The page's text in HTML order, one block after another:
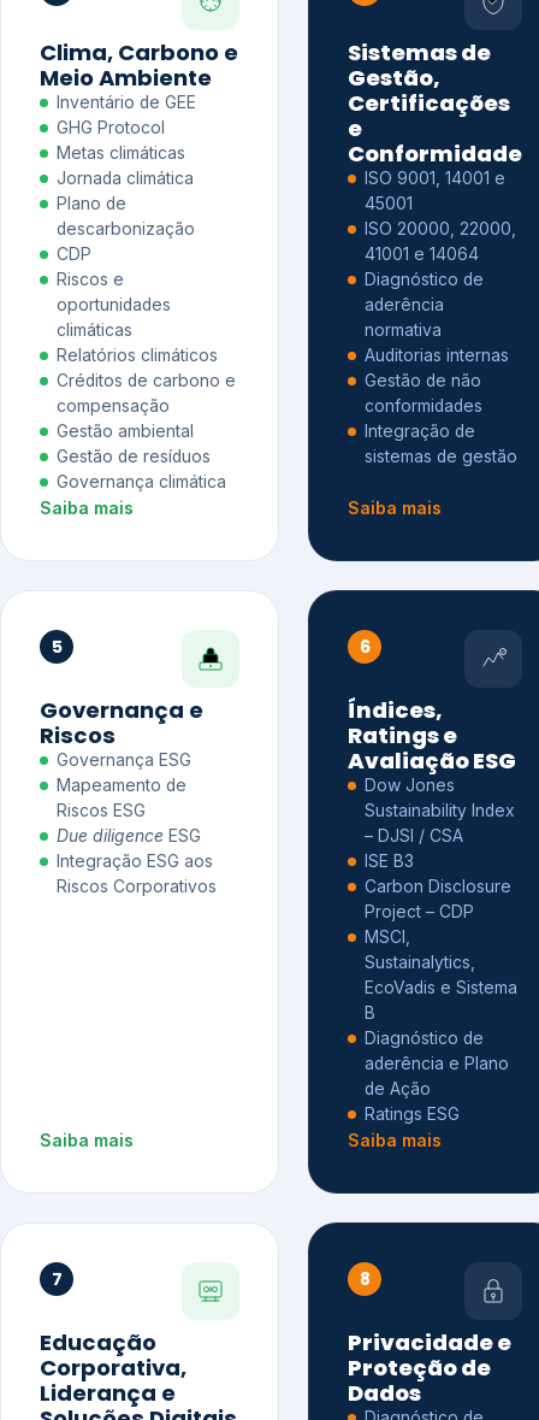
Clima, Carbono e
Meio Ambiente
Inventário de GEE
GHG Protocol
Metas climáticas
Jornada climática
Plano de
descarbonização
CDP
Riscos e
oportunidades
climáticas
Relatórios climáticos
Créditos de carbono e
compensação
Gestão ambiental
Gestão de resíduos
Governança climática
Saiba mais
Sistemas de
Gestão,
Certificações
e
Conformidade
ISO 9001, 14001 e
45001
ISO 20000, 22000,
41001 e 14064
Diagnóstico de
aderência
normativa
Auditorias internas
Gestão de não
conformidades
Integração de
sistemas de gestão
Saiba mais
5
Governança e
Riscos
Governança ESG
Mapeamento de
Riscos ESG
Due diligence ESG
Integração ESG aos
Riscos Corporativos
Saiba mais
6
Índices,
Ratings e
Avaliação ESG
Dow Jones
Sustainability Index
– DJSI / CSA
ISE B3
Carbon Disclosure
Project – CDP
MSCI,
Sustainalytics,
EcoVadis e Sistema
B
Diagnóstico de
aderência e Plano
de Ação
Ratings ESG
Saiba mais
7
Educação
Corporativa,
Liderança e
8
Privacidade e
Proteção de
Dados